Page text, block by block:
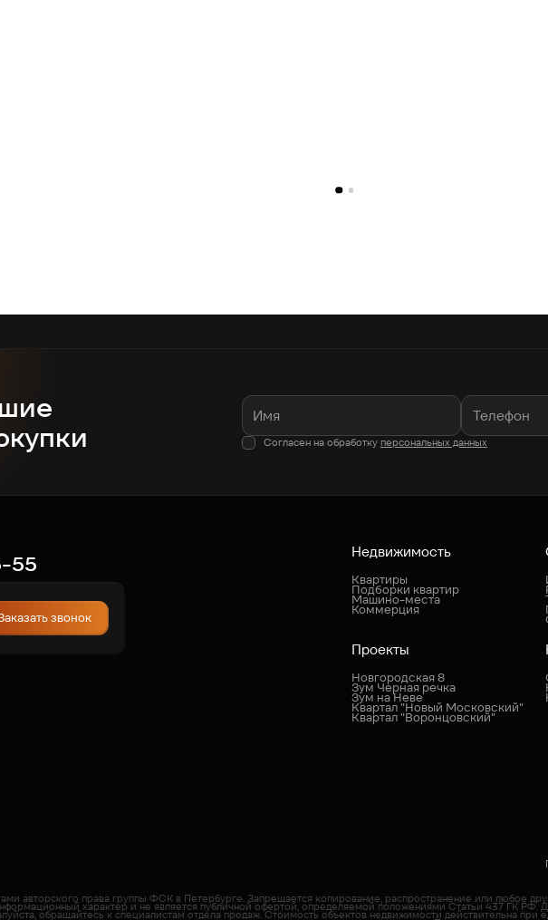
Согласен на обработкуперсональных данных
55
звонок
Недвижимость
Квартиры
Подборки квартир
Машино-места
Коммерция
Проекты
Новгородская 8
Зум Черная речка
Зум на Неве
Квартал "Новый Московский"
Квартал "Воронцовский"
авторского права группы ФСК в Петербурге. Запрещается копирование, распространение или любое
характер и не является публичной офертой, определяемой положениями Статьи 437 ГК РФ.
обращайтесь к специалистам отдела продаж. Cтоимость объектов недвижимости действительна